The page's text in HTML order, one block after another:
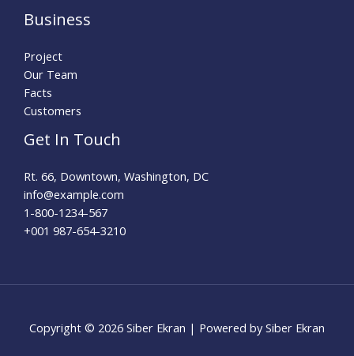
Business
Project
Our Team
Facts
Customers
Get In Touch
Rt. 66, Downtown, Washington, DC
info@example.com​
1-800-1234-567
+001 987-654-3210
Copyright © 2026 Siber Ekran | Powered by Siber Ekran